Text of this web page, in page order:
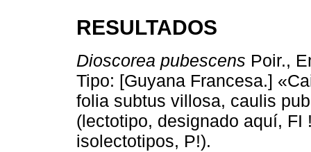
RESULTADOS
Dioscorea pubescens Poir.,
Tipo: [Guyana Francesa.]
folia subtus villosa, caulis
(lectotipo, designado aquí,
isolectotipos, P!).